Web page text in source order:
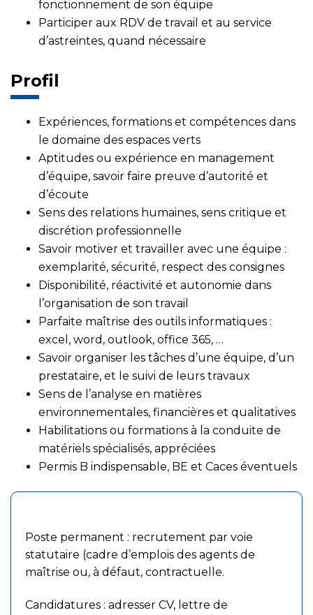
fonctionnement de son équipe
Participer aux RDV de travail et au service
d’astreintes, quand nécessaire
Profil
Expériences, formations et compétences dans
le domaine des espaces verts
Aptitudes ou expérience en management
d’équipe, savoir faire preuve d’autorité et
d’écoute
Sens des relations humaines, sens critique et
discrétion professionnelle
Savoir motiver et travailler avec une équipe :
exemplarité, sécurité, respect des consignes
Disponibilité, réactivité et autonomie dans
l’organisation de son travail
Parfaite maîtrise des outils informatiques :
excel, word, outlook, office 365, …
Savoir organiser les tâches d’une équipe, d’un
prestataire, et le suivi de leurs travaux
Sens de l’analyse en matières
environnementales, financières et qualitatives
Habilitations ou formations à la conduite de
matériels spécialisés, appréciées
Permis B indispensable, BE et Caces éventuels
Poste permanent : recrutement par voie
statutaire (cadre d’emplois des agents de
maîtrise ou, à défaut, contractuelle.
Candidatures : adresser CV, lettre de